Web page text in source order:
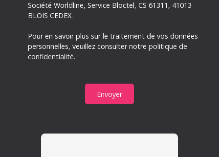
Société Worldline, Service Bloctel, CS 61311, 41013
BLOIS CEDEX.
Pour en savoir plus sur le traitement de vos données
personnelles, veuillez consulter notre politique de
confidentialité.
Envoyer